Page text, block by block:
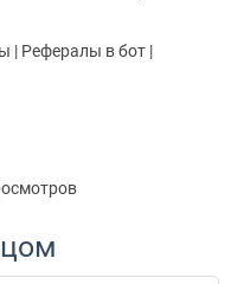
| Рефералы в бот |